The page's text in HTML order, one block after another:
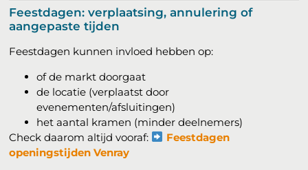
Feestdagen: verplaatsing, annulering of
aangepaste tijden
Feestdagen kunnen invloed hebben op:
of de markt doorgaat
de locatie (verplaatst door
evenementen/afsluitingen)
het aantal kramen (minder deelnemers)
Check daarom altijd vooraf:
Feestdagen
openingstijden Venray